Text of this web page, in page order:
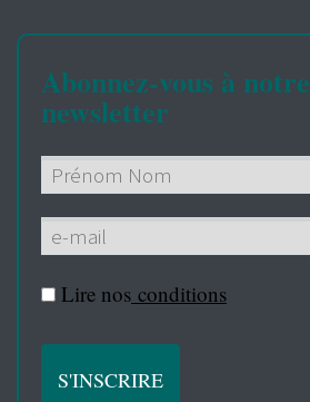
Abonnez-vous à notre
newsletter
Lire nos conditions